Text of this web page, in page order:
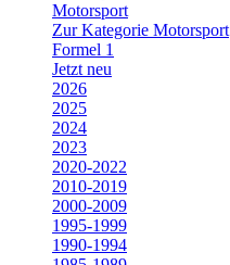
Motorsport
Zur Kategorie Motorsport
Formel 1
Jetzt neu
2026
2025
2024
2023
2020-2022
2010-2019
2000-2009
1995-1999
1990-1994